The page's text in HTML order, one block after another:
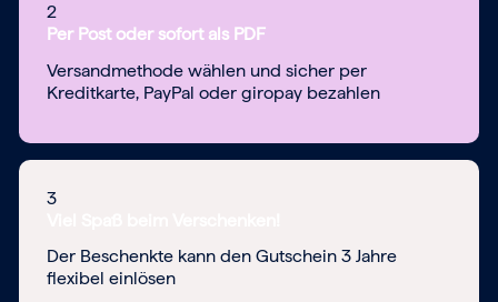
2
Per Post oder sofort als PDF
Versandmethode wählen und sicher per
Kreditkarte, PayPal oder giropay bezahlen
3
Der Beschenkte kann den Gutschein 3 Jahre
flexibel einlösen